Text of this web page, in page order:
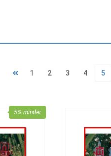
1 2 3 4 5
5% minder